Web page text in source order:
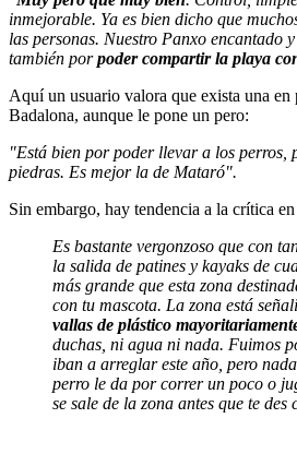
inmejorable. Ya es bien dicho que
las personas. Nuestro Panxo encantado
también porpoder compartir la playa
Aquí un usuario valora que exista una en
Badalona, aunque le pone un pero:
"Está bien por poder llevar a los perros,
piedras. Es mejor la de Mataró".
Sin embargo, hay tendencia a la crítica
Es bastante vergonzoso que con
la salida de patines y kayaks de
más grande que esta zona
con tu mascota. La zona está
vallas de plástico
duchas, ni agua ni nada. Fuimos
iban a arreglar este año, pero
perro le da por correr un poco o
se sale de la zona antes que te des